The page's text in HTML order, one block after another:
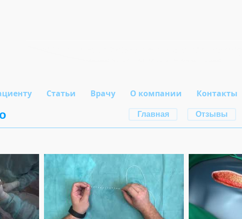
Статьи Врачу О компании Контакты
Главная Отзывы